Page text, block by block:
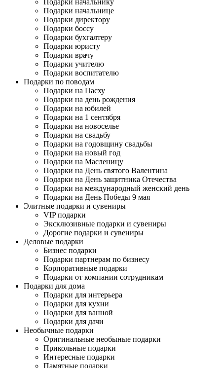
Подарки начальнику
Подарки начальнице
Подарки директору
Подарки боссу
Подарки бухгалтеру
Подарки юристу
Подарки врачу
Подарки учителю
Подарки воспитателю
Подарки по поводам
Подарки на Пасху
Подарки на день рождения
Подарки на юбилей
Подарки на 1 сентября
Подарки на новоселье
Подарки на свадьбу
Подарки на годовщину свадьбы
Подарки на новый год
Подарки на Масленицу
Подарки на День святого Валентина
Подарки на День защитника Отечества
Подарки на международный женский день
Подарки на День Победы 9 мая
Элитные подарки и сувениры
VIP подарки
Эксклюзивные подарки и сувениры
Дорогие подарки и сувениры
Деловые подарки
Бизнес подарки
Подарки партнерам по бизнесу
Корпоративные подарки
Подарки от компании сотрудникам
Подарки для дома
Подарки для интерьера
Подарки для кухни
Подарки для ванной
Подарки для дачи
Необычные подарки
Оригинальные необыные подарки
Прикольные подарки
Интересные подарки
Памятные подарки